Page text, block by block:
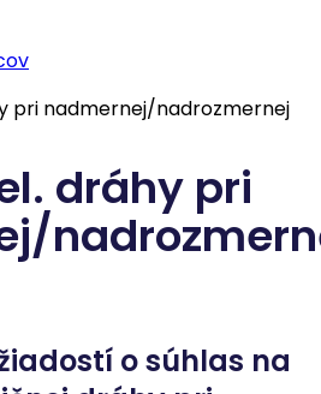
pri nadmernej/nadrozmernej
dráhy pri
o súhlas na